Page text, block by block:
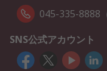
045-335-8888
SNS公式アカウント